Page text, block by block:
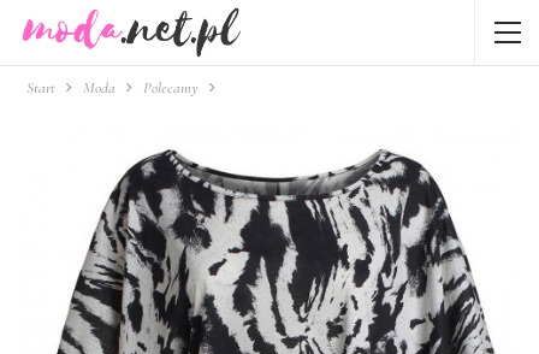
Start Moda Polecamy